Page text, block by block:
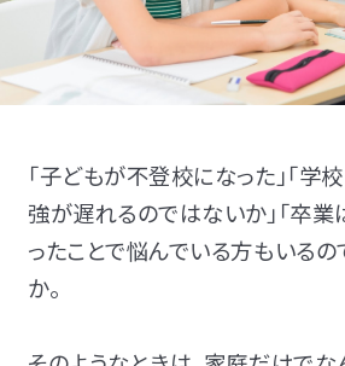
児童発達支援
「子どもが不登校になった」「学
強が遅れるのではないか」「卒業
ったことで悩んでいる方もいるの
か。